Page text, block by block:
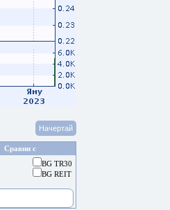
Сравни с
BG TR30
BG REIT